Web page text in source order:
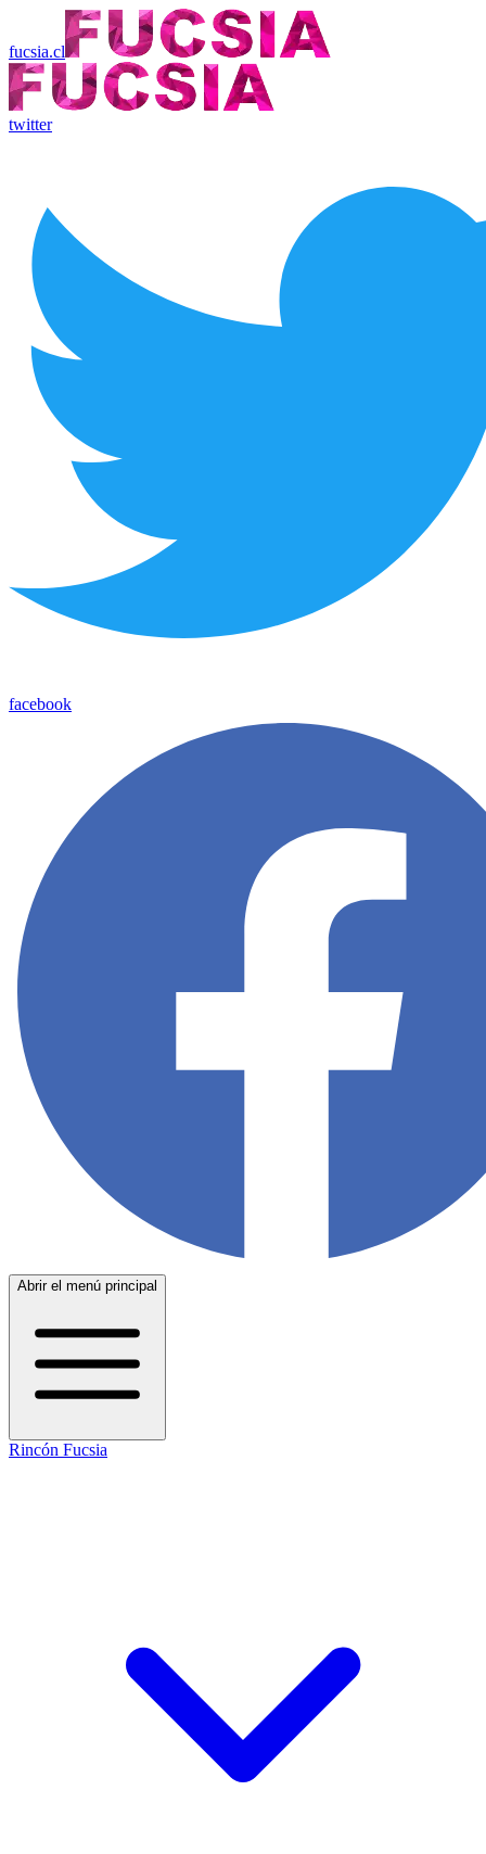
fucsia.cl
twitter
facebook
Abrir el menú principal
Rincón Fucsia